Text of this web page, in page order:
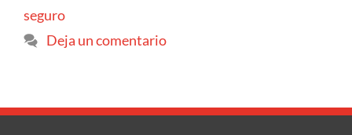
seguro
Deja un comentario